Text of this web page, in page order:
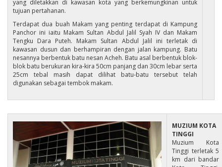
yang diletakkan di kawasan kota yang berkemungkinan untuk
tujuan pertahanan.
Terdapat dua buah Makam yang penting terdapat di Kampung
Panchor ini iaitu Makam Sultan Abdul Jalil Syah IV dan Makam
Tengku Dara Puteh. Makam Sultan Abdul Jalil ini terletak di
kawasan dusun dan berhampiran dengan jalan kampung. Batu
nesannya berbentuk batu nesan Acheh. Batu asal berbentuk blok-
blok batu berukuran kira-kira 50cm panjang dan 30cm lebar serta
25cm tebal masih dapat dilihat batu-batu tersebut telah
digunakan sebagai tembok makam.
MUZIUM KOTA
TINGGI
Muzium Kota
Tinggi terletak 5
km dari bandar